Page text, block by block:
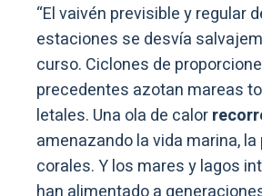
“El vaivén previsible y regular
estaciones se desvía
curso. Ciclones de
precedentes azotan mareas
letales. Una ola de calor
amenazando la vida marina,
corales. Y los mares y lagos